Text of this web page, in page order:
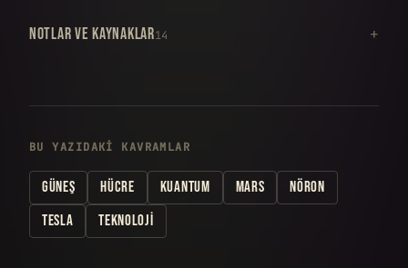
NOTLAR VE KAYNAKLAR14
BU YAZIDAKI KAVRAMLAR
GÜNEŞ HÜCRE KUANTUM MARS
NÖRON
TESLA
TEKNOLOJI